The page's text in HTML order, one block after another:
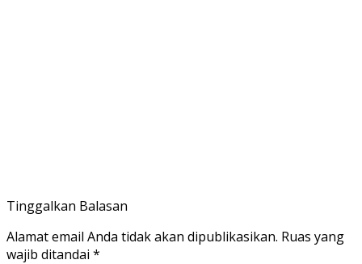
Tinggalkan Balasan
Alamat email Anda tidak akan dipublikasikan. Ruas yang
wajib ditandai *